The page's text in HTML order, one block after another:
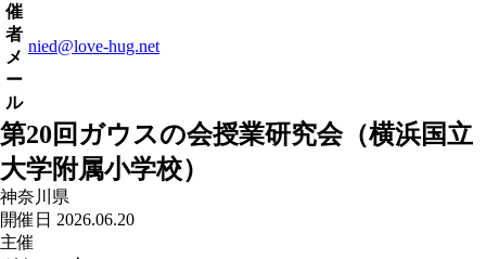
催
者
メ
ー
ル
nied@love-hug.net
第20回ガウスの会授業研究会（横浜国立
大学附属小学校）
神奈川県
開催日 2026.06.20
主催